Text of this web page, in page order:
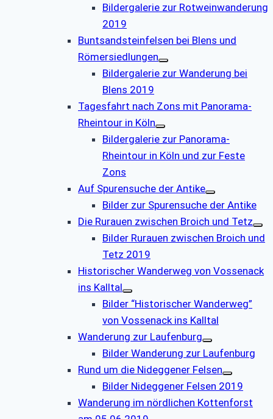
Bildergalerie zur Rotweinwanderung
2019
Buntsandsteinfelsen bei Blens und
Römersiedlungen
Bildergalerie zur Wanderung bei
Blens 2019
Tagesfahrt nach Zons mit Panorama-
Rheintour in Köln
Bildergalerie zur Panorama-
Rheintour in Köln und zur Feste
Zons
Auf Spurensuche der Antike
Bilder zur Spurensuche der Antike
Die Rurauen zwischen Broich und Tetz
Bilder Rurauen zwischen Broich und
Tetz 2019
Historischer Wanderweg von Vossenack
ins Kalltal
Bilder “Historischer Wanderweg”
von Vossenack ins Kalltal
Wanderung zur Laufenburg
Bilder Wanderung zur Laufenburg
Rund um die Nideggener Felsen
Bilder Nideggener Felsen 2019
Wanderung im nördlichen Kottenforst